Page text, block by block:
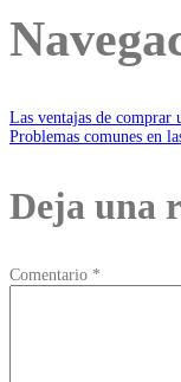
Las ventajas de comprar
Problemas comunes en
Deja una
Comentario *